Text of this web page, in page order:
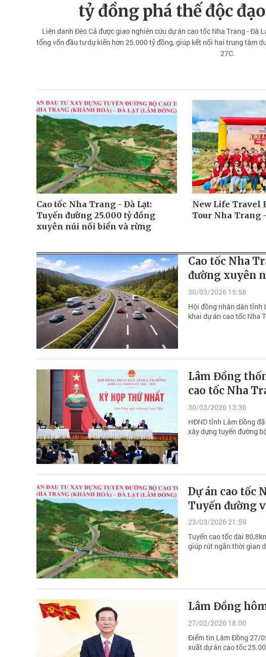
tỷ đồng phá thế độc
Liên danh Đèo Cả được giao nghiên cứu dự án cao tốc Nha Trang - Đà
tổng vốn đầu tư dự kiến hơn 25.000 tỷ đồng, giúp kết nối hai trung tâm
27C.
Cao tốc Nha Trang - Đà Lạt:
Tuyến đường 25.000 tỷ đồng
xuyên núi nối biển và rừng
New Life Travel
Tour Nha Trang
Cao tốc Nha
đường xuyên
30/03/2026 15:58
Hội đồng nhân dân tỉnh
khai dự án cao tốc Nha
Lâm Đồng
cao tốc Nha
30/03/2026 13:36
HĐND tỉnh Lâm Đồng
xây dựng tuyến đường
Dự án cao tốc
Tuyến đường
23/03/2026 21:59
Tuyến cao tốc dài
giúp rút ngắn thời gian
Lâm Đồng
27/02/2026 18:00
Điểm tin Lâm Đồng 27/
xuất dự án cao tốc